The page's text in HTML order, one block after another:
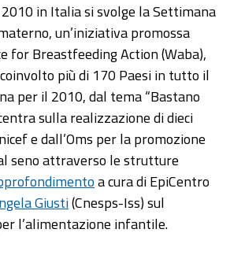
in Italia si svolge la Settimana
un’iniziativa promossa
for Breastfeeding Action (Waba),
più di 170 Paesi in tutto il
per il 2010, dal tema “Bastano
sulla realizzazione di dieci
e dall’Oms per la promozione
seno attraverso le strutture
a cura di EpiCentro
Giusti(Cnesps-Iss) sul
l’alimentazione infantile.